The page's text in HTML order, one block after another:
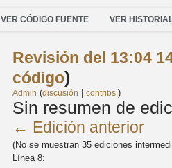
VER CÓDIGO FUENTE VER
Revisión del 13:04
código)
Admin (discusión contribs.)
Sin resumen de
← Edición anterior
(No se muestran 35 ediciones
Línea 8: